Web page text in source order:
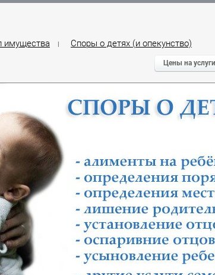
имущества | Споры о детях (и опекунство)
Цены на